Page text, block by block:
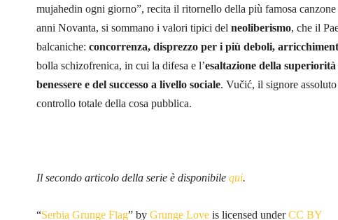
mujahedin ogni giorno”, recita il ritornello della più famosa
anni Novanta, si sommano i valori tipici del neoliberismo, che il
balcaniche: concorrenza, disprezzo per i più deboli,
bolla schizofrenica, in cui la difesa e l’esaltazione della
benessere e del successo a livello sociale. Vučić, il signore
controllo totale della cosa pubblica.
Il secondo articolo della serie è disponibile qui.
“Serbia Grunge Flag” by Grunge Love is licensed underCC BY